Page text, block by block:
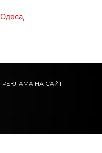
Одеса,
РЕКЛАМА НА САЙТІ